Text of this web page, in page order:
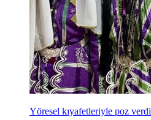
Yöresel kıyafetleriyle poz verdi